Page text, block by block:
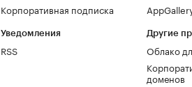
Корпоративная подписка
Уведомления
RSS
Другие
Облако
доменов